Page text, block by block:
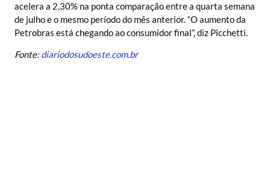
acelera a 2,30% na ponta comparação entre a quarta semana
de julho e o mesmo período do mês anterior. “O aumento da
Petrobras está chegando ao consumidor final”, diz Picchetti.
Fonte:diariodosudoeste.com.br